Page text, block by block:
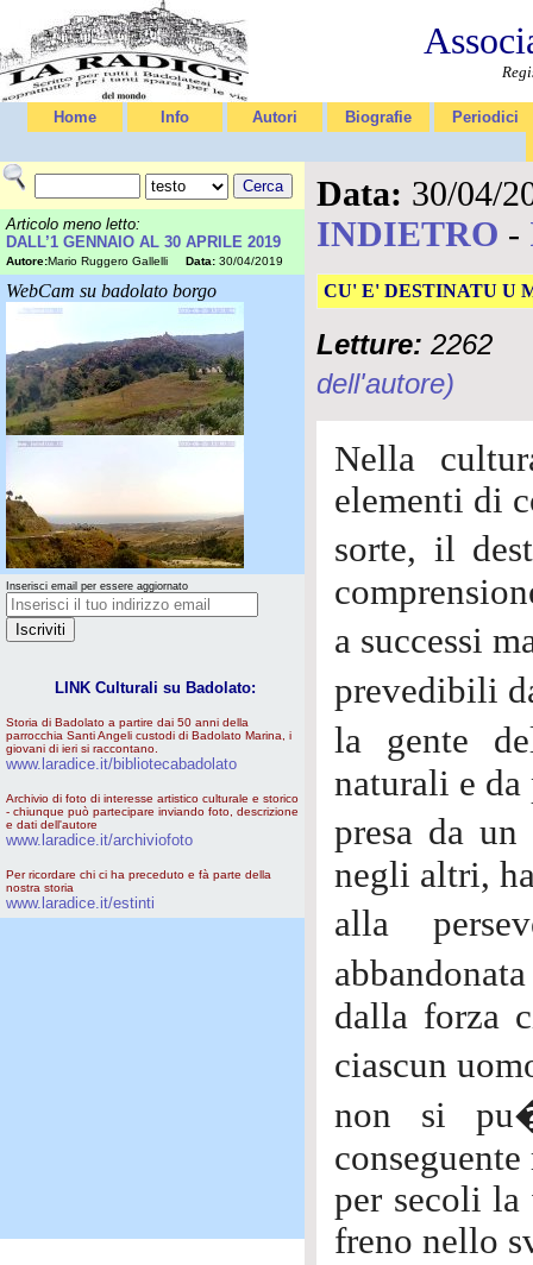
Home Info Autori Biografie Periodici
Articolo meno letto:
DALL’1 GENNAIO AL 30 APRILE 2019
Autore:Mario Ruggero Gallelli Data: 30/04/2019
WebCam su badolato borgo
Inserisci email per essere aggiornato
LINK Culturali su Badolato:
Storia di Badolato a partire dai 50 anni della
parrocchia Santi Angeli custodi di Badolato Marina, i
giovani di ieri si raccontano.
www.laradice.it/bibliotecabadolato
Archivio di foto di interesse artistico culturale e storico
- chiunque può partecipare inviando foto, descrizione
e dati dell'autore
www.laradice.it/archiviofoto
Per ricordare chi ci ha preceduto e fà parte della
nostra storia
www.laradice.it/estinti
Data: 30/04/
INDIETRO -
CU' E' DESTINATU U
Letture: 2262
dell'autore)
Nella
elementi di
sorte, il
a successi
prevedibili
la gente
naturali e da
presa da
negli altri,
alla
dalla forza
ciascun
non si
per secoli la
freno nello